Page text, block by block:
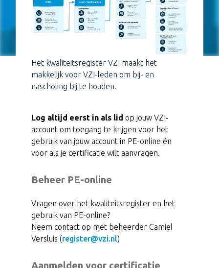
Het kwaliteitsregister VZI maakt het
makkelijk voor VZI-leden om bij- en
nascholing bij te houden.
Log altijd eerst in als lid op jouw VZI-
account om toegang te krijgen voor het
gebruik van jouw account in PE-online én
voor als je certificatie wilt aanvragen.
Beheer PE-online
Vragen over het kwaliteitsregister en het
gebruik van PE-online?
Neem contact op met beheerder Camiel
Versluis (register@vzi.nl)
Aanmelden voor certificatie